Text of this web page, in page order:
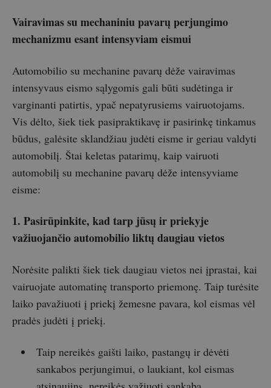
Vairavimas su mechaniniu pavarų perjungimo
mechanizmu esant intensyviam eismui
Automobilio su mechanine pavarų dėže vairavimas
intensyvaus eismo sąlygomis gali būti sudėtinga ir
varginanti patirtis, ypač nepatyrusiems vairuotojams.
Vis dėlto, šiek tiek pasipraktikavę ir pasirinkę tinkamus
būdus, galėsite sklandžiau judėti eisme ir geriau valdyti
automobilį. Štai keletas patarimų, kaip vairuoti
automobilį su mechanine pavarų dėže intensyviame
eisme:
1. Pasirūpinkite, kad tarp jūsų ir priekyje
važiuojančio automobilio liktų daugiau vietos
Norėsite palikti šiek tiek daugiau vietos nei įprastai, kai
vairuojate automatinę transporto priemonę. Taip turėsite
laiko pavažiuoti į priekį žemesne pavara, kol eismas vėl
pradės judėti į priekį.
Taip nereikės gaišti laiko, pastangų ir dėvėti
sankabos perjungimui, o laukiant, kol eismas